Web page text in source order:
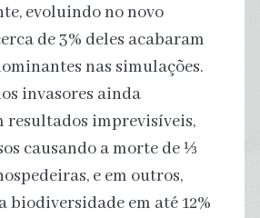
evoluindo no novo
de 3% deles acabaram
nas simulações.
invasores ainda
resultados imprevisíveis,
causando a morte de ⅓
e em outros,
biodiversidade em até 12%